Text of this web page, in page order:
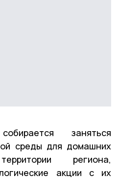
заняться
среды для домашних
региона,
акции с их